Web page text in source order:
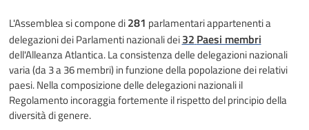
L'Assemblea si compone di281 parlamentari appartenenti a
delegazioni dei Parlamenti nazionali dei32 Paesi membri
dell'Alleanza Atlantica. La consistenza delle delegazioni nazionali
varia (da 3 a 36 membri) in funzione della popolazione dei relativi
paesi. Nella composizione delle delegazioni nazionali il
Regolamento incoraggia fortemente il rispetto del principio della
diversità di genere.